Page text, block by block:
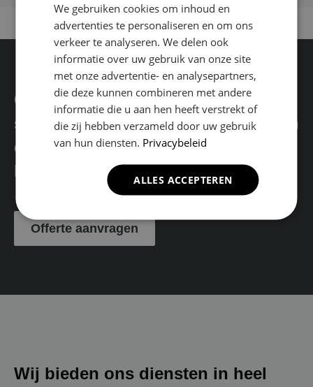
Geïnteresseerd in één van onze
services? Vraag dan een offerte aan
en wij laten u weten wat wij voor u
kunnen betekenen.
Offerte aanvragen
Wij bieden ons diensten in heel
We gebruiken cookies om inhoud en
advertenties te personaliseren en om ons
verkeer te analyseren. We delen ook
informatie over uw gebruik van onze site
met onze advertentie- en analysepartners,
die deze kunnen combineren met andere
informatie die u aan hen heeft verstrekt of
die zij hebben verzameld door uw gebruik
van hun diensten. Privacybeleid
ALLES ACCEPTEREN